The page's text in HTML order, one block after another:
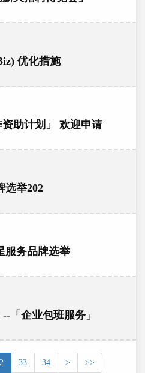
优化措施
资助计划」 欢迎申请
选举202
服务品牌选举
「企业包班服务」
33 34 > >>